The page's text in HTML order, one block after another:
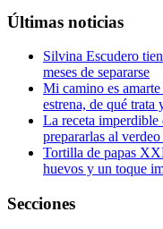
Últimas noticias
Silvina Escudero
meses de separarse
Mi camino es
estrena, de qué trata
La receta imperdible
prepararlas al
Tortilla de papas
huevos y un toque
Secciones